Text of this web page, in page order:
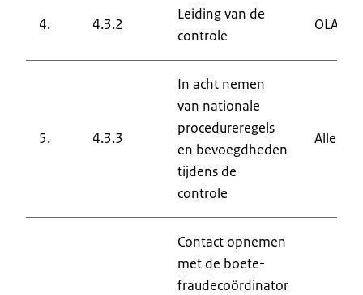
4. 4.3.2
Leiding van de
controle
OLAF
5. 4.3.3
In acht nemen
van nationale
procedureregels
en bevoegdheden
tijdens de
controle
Alle
Contact opnemen
met de boete-
fraudecoördinator